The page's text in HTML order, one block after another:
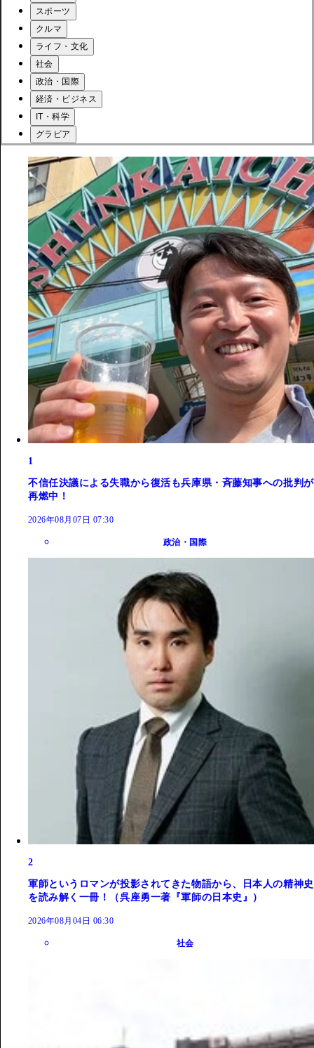
スポーツ
クルマ
ライフ・文化
社会
政治・国際
経済・ビジネス
IT・科学
グラビア
1
不信任決議による失職から復活も兵庫県・斉藤知事への批判が
再燃中！
2026年08月07日 07:30
政治・国際
2
軍師というロマンが投影されてきた物語から、日本人の精神史
を読み解く一冊！（呉座勇一著『軍師の日本史』）
2026年08月04日 06:30
社会